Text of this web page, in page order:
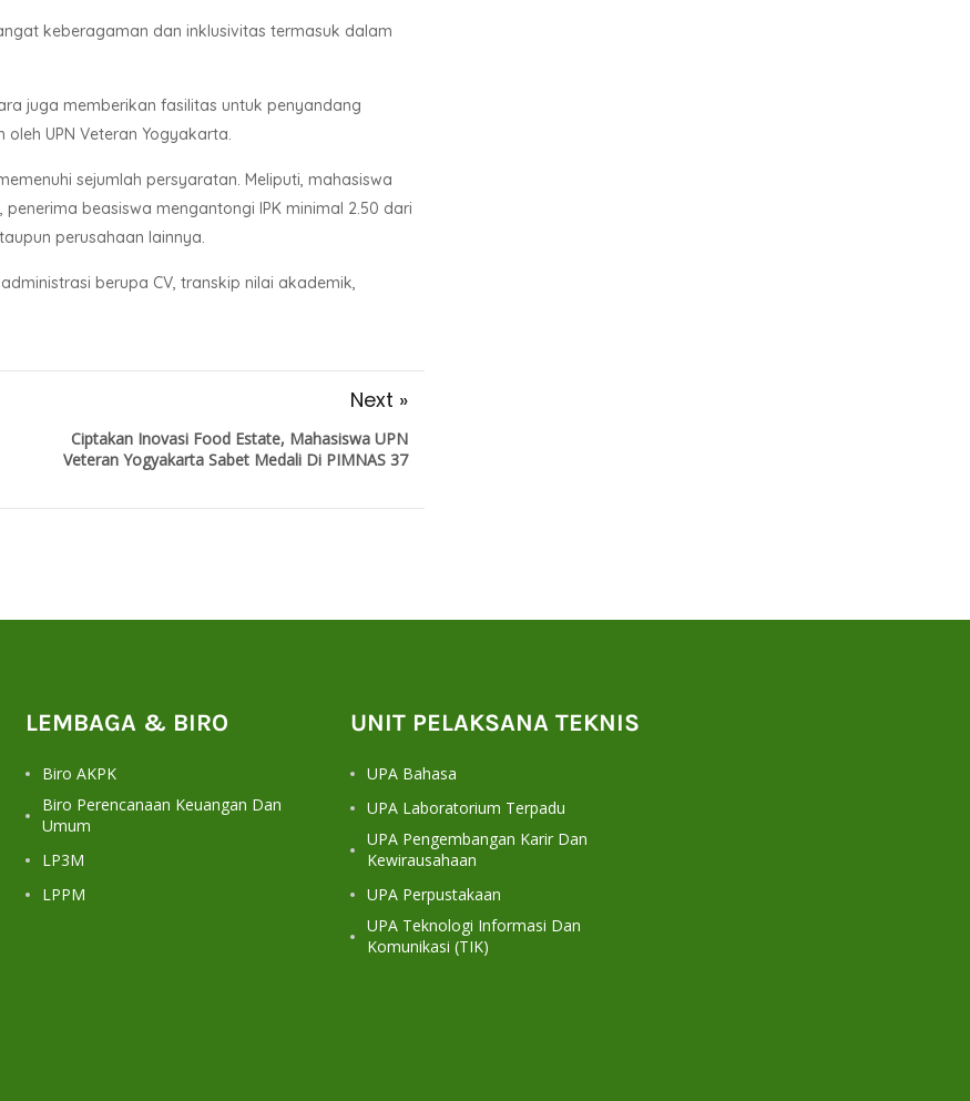
keberagaman dan inklusivitas termasuk dalam
juga memberikan fasilitas untuk penyandang
UPN Veteran Yogyakarta.
sejumlah persyaratan. Meliputi, mahasiswa
beasiswa mengantongi IPK minimal 2.50 dari
perusahaan lainnya.
berupa CV, transkip nilai akademik,
Next »
Ciptakan Inovasi Food Estate, Mahasiswa UPN
Veteran Yogyakarta Sabet Medali Di PIMNAS 37
LEMBAGA & BIRO
Biro AKPK
Biro Perencanaan Keuangan Dan
Umum
LP3M
LPPM
UNIT PELAKSANA TEKNIS
UPA Bahasa
UPA Laboratorium Terpadu
UPA Pengembangan Karir Dan
Kewirausahaan
UPA Perpustakaan
UPA Teknologi Informasi Dan
Komunikasi (TIK)